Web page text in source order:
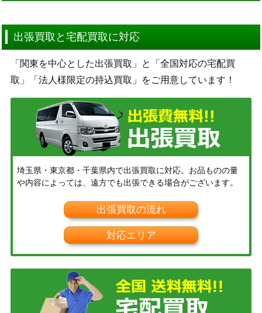
出張買取と宅配買取に対応
「関東を中心とした出張買取」と「全国対応の宅配買
取」「法人様限定の持込買取」をご用意しています！
埼玉県・東京都・千葉県内で出張買取に対応。お品ものの量
や内容によっては、遠方でも出張できる場合がございます。
出張買取の流れ
対応エリア